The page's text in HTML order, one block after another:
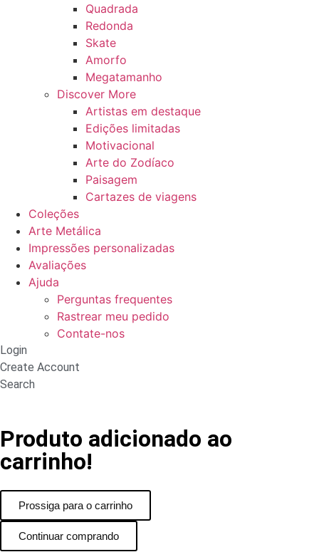
Quadrada
Redonda
Skate
Amorfo
Megatamanho
Discover More
Artistas em destaque
Edições limitadas
Motivacional
Arte do Zodíaco
Paisagem
Cartazes de viagens
Coleções
Arte Metálica
Impressões personalizadas
Avaliações
Ajuda
Perguntas frequentes
Rastrear meu pedido
Contate-nos
Login
Create Account
Search
Produto adicionado ao
carrinho!
Prossiga para o carrinho
Continuar comprando